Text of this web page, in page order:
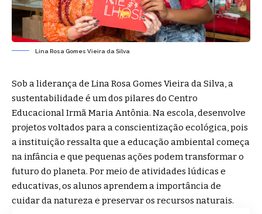
Lina Rosa Gomes Vieira da Silva
Sob a liderança de Lina Rosa Gomes Vieira da Silva, a
sustentabilidade é um dos pilares do Centro
Educacional Irmã Maria Antônia. Na escola, desenvolve
projetos voltados para a conscientização ecológica, pois
a instituição ressalta que a educação ambiental começa
na infância e que pequenas ações podem transformar o
futuro do planeta. Por meio de atividades lúdicas e
educativas, os alunos aprendem a importância de
cuidar da natureza e preservar os recursos naturais.